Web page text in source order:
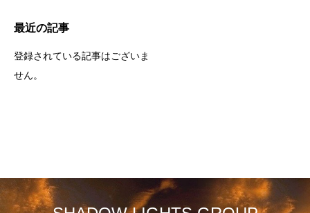
最近の記事
登録されている記事はございま
せん。